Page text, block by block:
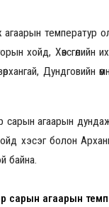
температур
хойд, Хөвсгөлийн
Дундговийн
агаарын
хэсэг болон
байна.
сарын агаарын